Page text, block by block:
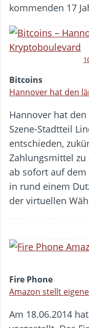
kommenden 17
Bitcoins
Hannover hat den
Hannover hat
Szene-Stadtteil
entschieden,
Zahlungsmittel
ab sofort auf
in rund einem
der virtuellen
Fire Phone
Amazon stellt
Am 18.06.2014